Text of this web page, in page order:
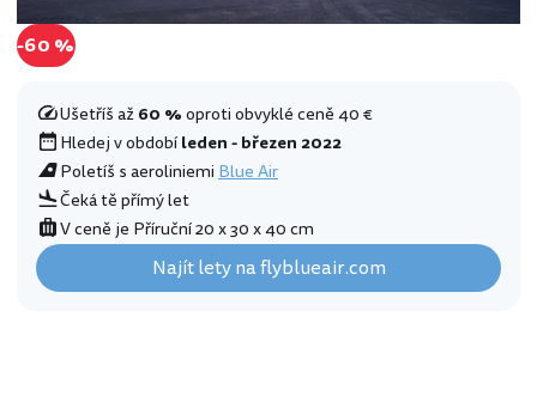
-60 %
Ušetříš až60 %oproti obvyklé ceně 40 €
Hledej v obdobíleden - březen 2022
Poletíš s aeroliniemi Blue Air
Čeká tě přímý let
V ceně je Příruční 20 x 30 x 40 cm
Najít lety na flyblueair.com